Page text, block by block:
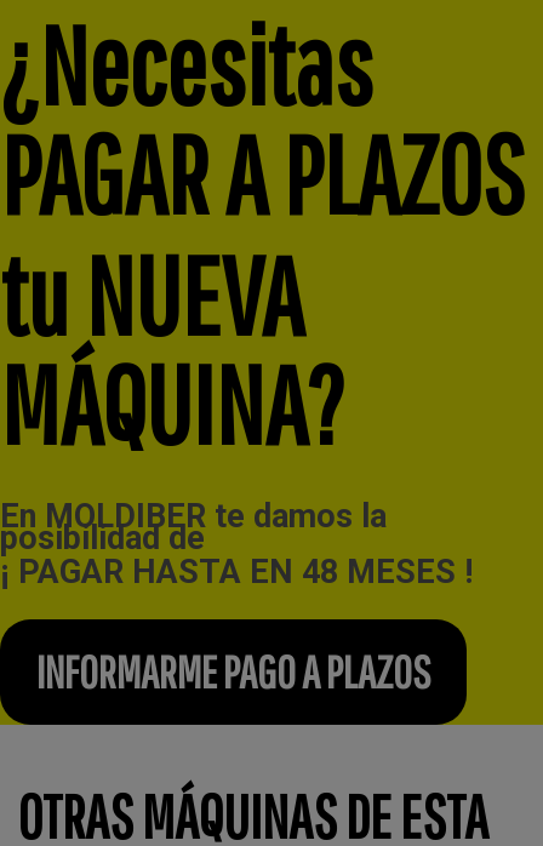
¿Necesitas
PAGAR A PLAZOS
tu NUEVA
MÁQUINA?
En MOLDIBER te damos la
posibilidad de
¡ PAGAR HASTA EN 48 MESES !
INFORMARME PAGO A PLAZOS
OTRAS MÁQUINAS DE ESTA